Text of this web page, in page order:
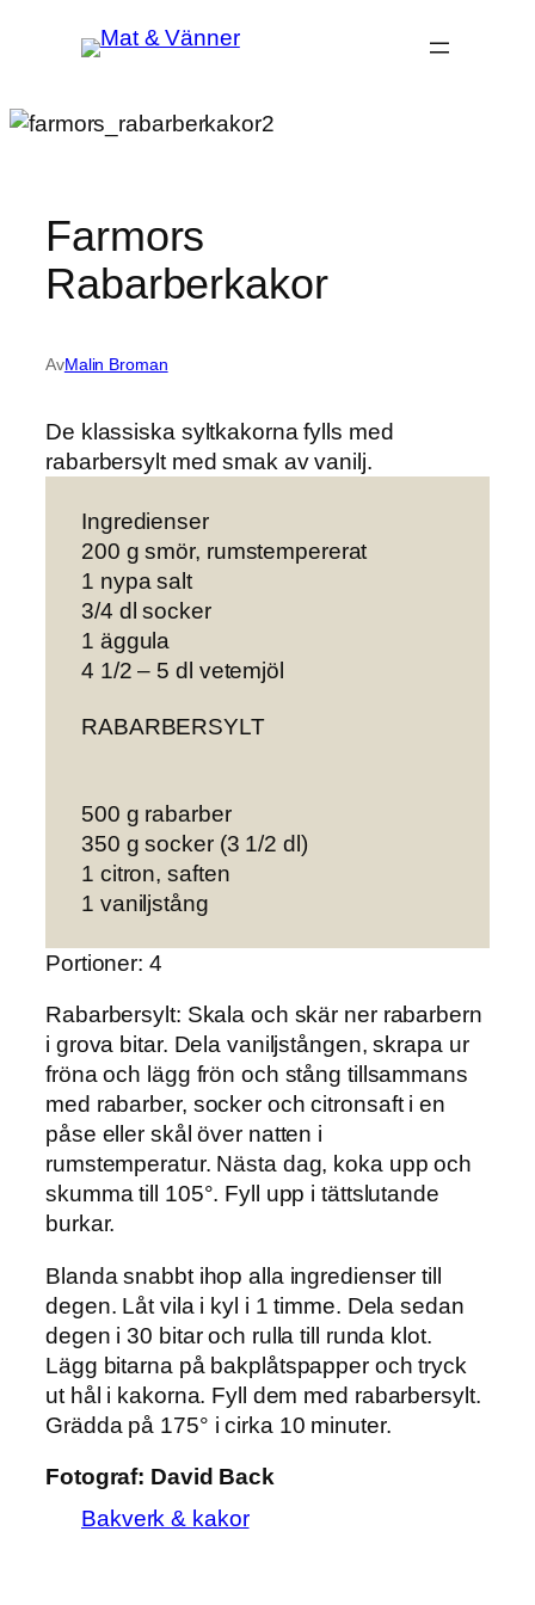
Farmors
Rabarberkakor
AvMalin Broman
De klassiska syltkakorna fylls med
rabarbersylt med smak av vanilj.
Ingredienser
200 g smör, rumstempererat
1 nypa salt
3/4 dl socker
1 äggula
4 1/2 – 5 dl vetemjöl
RABARBERSYLT
500 g rabarber
350 g socker (3 1/2 dl)
1 citron, saften
1 vaniljstång
Portioner: 4
Rabarbersylt: Skala och skär ner rabarbern
i grova bitar. Dela vaniljstången, skrapa ur
fröna och lägg frön och stång tillsammans
med rabarber, socker och citronsaft i en
påse eller skål över natten i
rumstemperatur. Nästa dag, koka upp och
skumma till 105°. Fyll upp i tättslutande
burkar.
Blanda snabbt ihop alla ingredienser till
degen. Låt vila i kyl i 1 timme. Dela sedan
degen i 30 bitar och rulla till runda klot.
Lägg bitarna på bakplåtspapper och tryck
ut hål i kakorna. Fyll dem med rabarbersylt.
Grädda på 175° i cirka 10 minuter.
Fotograf: David Back
Bakverk & kakor